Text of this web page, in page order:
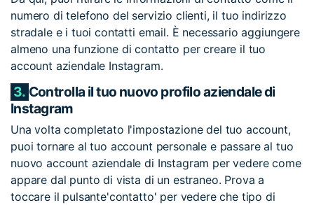
numero di telefono del servizio clienti, il tuo indirizzo
stradale e i tuoi contatti email. È necessario aggiungere
almeno una funzione di contatto per creare il tuo
account aziendale Instagram.
3. Controlla il tuo nuovo profilo aziendale di
Instagram
Una volta completato l'impostazione del tuo account,
puoi tornare al tuo account personale e passare al tuo
nuovo account aziendale di Instagram per vedere come
appare dal punto di vista di un estraneo. Prova a
toccare il pulsante'contatto' per vedere che tipo di